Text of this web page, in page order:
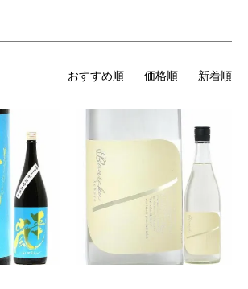
おすすめ順 価格順 新着順